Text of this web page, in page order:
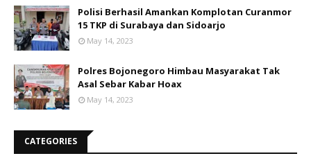
Polisi Berhasil Amankan Komplotan Curanmor
15 TKP di Surabaya dan Sidoarjo
May 14, 2023
Polres Bojonegoro Himbau Masyarakat Tak
Asal Sebar Kabar Hoax
May 14, 2023
CATEGORIES